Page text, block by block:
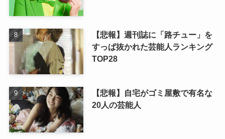
【悲報】週刊誌に「路チュー」を
すっぱ抜かれた芸能人ランキング
TOP28
【悲報】自宅がゴミ屋敷で有名な
20人の芸能人